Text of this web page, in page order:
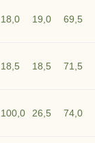
18,0 19,0 69,5
18,5 18,5 71,5
100,0 26,5 74,0